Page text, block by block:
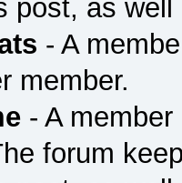
post, as
- A
member.
- A member
forum